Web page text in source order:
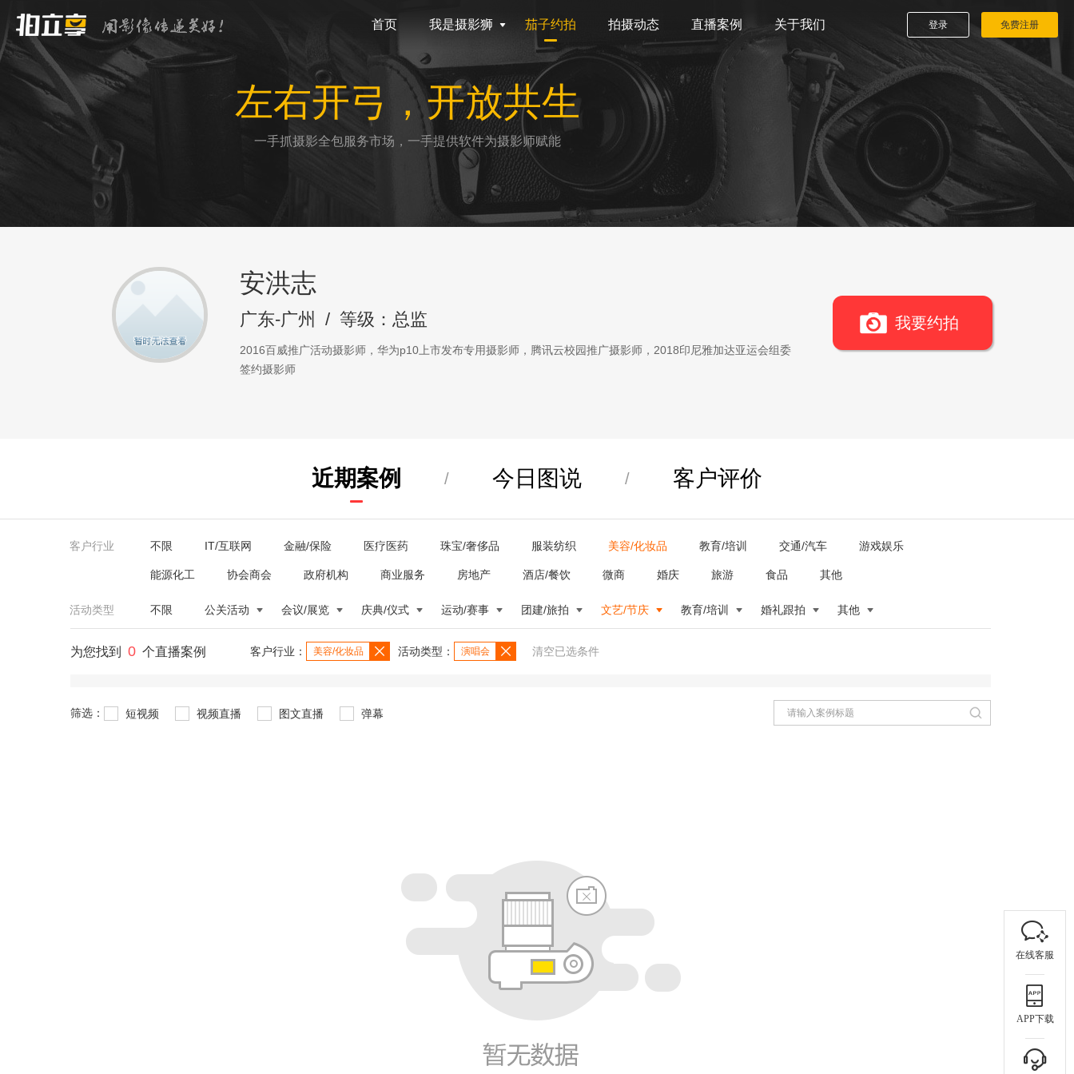
首页 我是摄影狮 茄子约拍 拍摄动态 直播案例 关于我们 登录 免费注册
左右开弓，开放共生
一手抓摄影全包服务市场，一手提供软件为摄影师赋能
安洪志
广东-广州 / 等级：总监
2016百威推广活动摄影师，华为p10上市发布专用摄影师，腾讯云校园推广摄影师，2018印尼雅加达亚运会组委
签约摄影师
我要约拍
近期案例 / 今日图说 / 客户评价
客户行业 不限 IT/互联网 金融/保险 医疗医药 珠宝/奢侈品 服装纺织 美容/化妆品 教育/培训 交通/汽车 游戏娱乐
能源化工 协会商会 政府机构 商业服务 房地产 酒店/餐饮 微商 婚庆 旅游 食品 其他
活动类型 不限 公关活动 会议/展览 庆典/仪式 运动/赛事 团建/旅拍 文艺/节庆 教育/培训 婚礼跟拍 其他
为您找到 0 个直播案例 客户行业： 美容/化妆品 活动类型： 演唱会 清空已选条件
筛选： 短视频 视频直播 图文直播 弹幕
在线客服
APP下载